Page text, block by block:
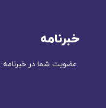
خبرنامه
عضویت شما در خبرنامه